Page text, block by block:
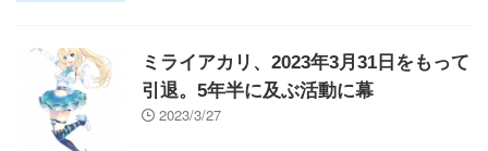
ミライアカリ、2023年3月31日をもって
引退。5年半に及ぶ活動に幕
2023/3/27